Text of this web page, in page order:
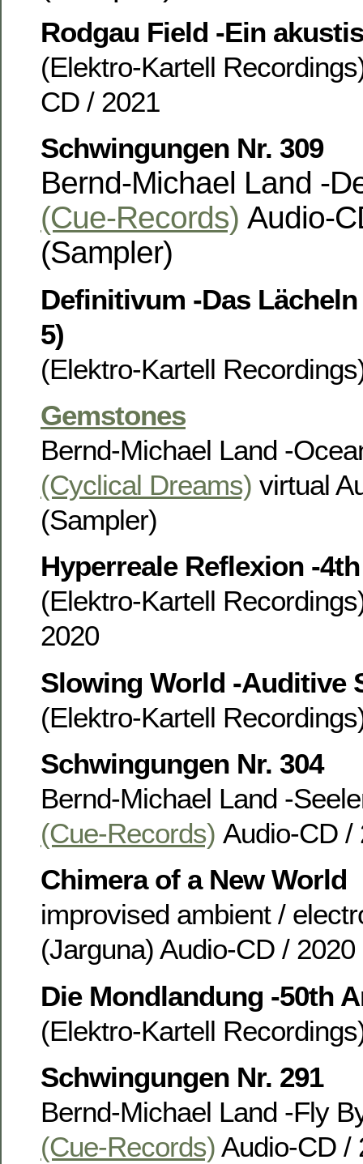
Rodgau Field -Ein
(Elektro-Kartell
CD / 2021
Schwingungen Nr. 309
Bernd-Michael Land -
(Cue-Records) Audio-
(Sampler)
Definitivum -Das
5)
(Elektro-Kartell
Gemstones
Bernd-Michael Land -
(Cyclical Dreams) virtual
(Sampler)
Hyperreale Reflexion -
(Elektro-Kartell
2020
Slowing World -Auditive
(Elektro-Kartell
Schwingungen Nr. 304
Bernd-Michael Land -
(Cue-Records) Audio-CD /
Chimera of a New World
improvised ambient /
(Jarguna) Audio-CD /
Die Mondlandung -50th
(Elektro-Kartell
Schwingungen Nr. 291
Bernd-Michael Land -Fly
(Cue-Records) Audio-CD /